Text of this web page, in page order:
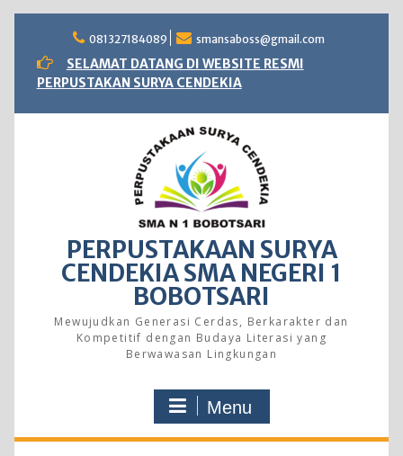
content
081327184089 smansaboss@gmail.com
SELAMAT DATANG DI WEBSITE RESMI
PERPUSTAKAN SURYA CENDEKIA
PERPUSTAKAAN SURYA
CENDEKIA SMA NEGERI 1
BOBOTSARI
Mewujudkan Generasi Cerdas, Berkarakter dan
Kompetitif dengan Budaya Literasi yang
Berwawasan Lingkungan
Menu